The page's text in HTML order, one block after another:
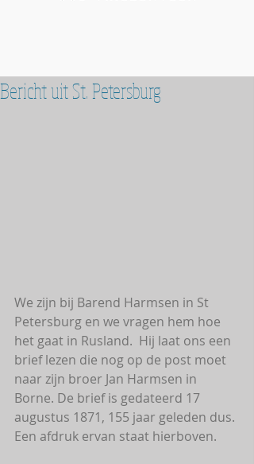
Bericht uit St. Petersburg
We zijn bij Barend Harmsen in St
Petersburg en we vragen hem hoe
het gaat in Rusland.  Hij laat ons een
brief lezen die nog op de post moet
naar zijn broer Jan Harmsen in
Borne. De brief is gedateerd 17
augustus 1871, 155 jaar geleden dus.
Een afdruk ervan staat hierboven.